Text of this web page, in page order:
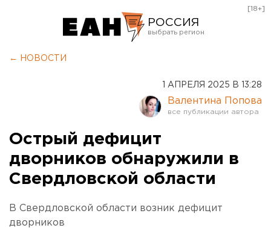
РОССИЯ
Курган
Оренбург
[18+]
← НОВОСТИ
1 АПРЕЛЯ 2025 В 13:28
Валентина Попова
Острый дефицит
дворников обнаружили в
Свердловской области
В Свердловской области возник дефицит
дворников